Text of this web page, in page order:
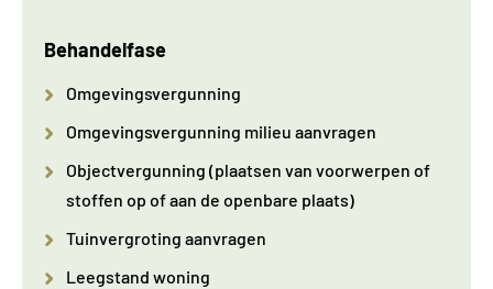
Behandelfase
Omgevingsvergunning
Omgevingsvergunning milieu aanvragen
Objectvergunning (plaatsen van voorwerpen of
stoffen op of aan de openbare plaats)
Tuinvergroting aanvragen
Leegstand woning